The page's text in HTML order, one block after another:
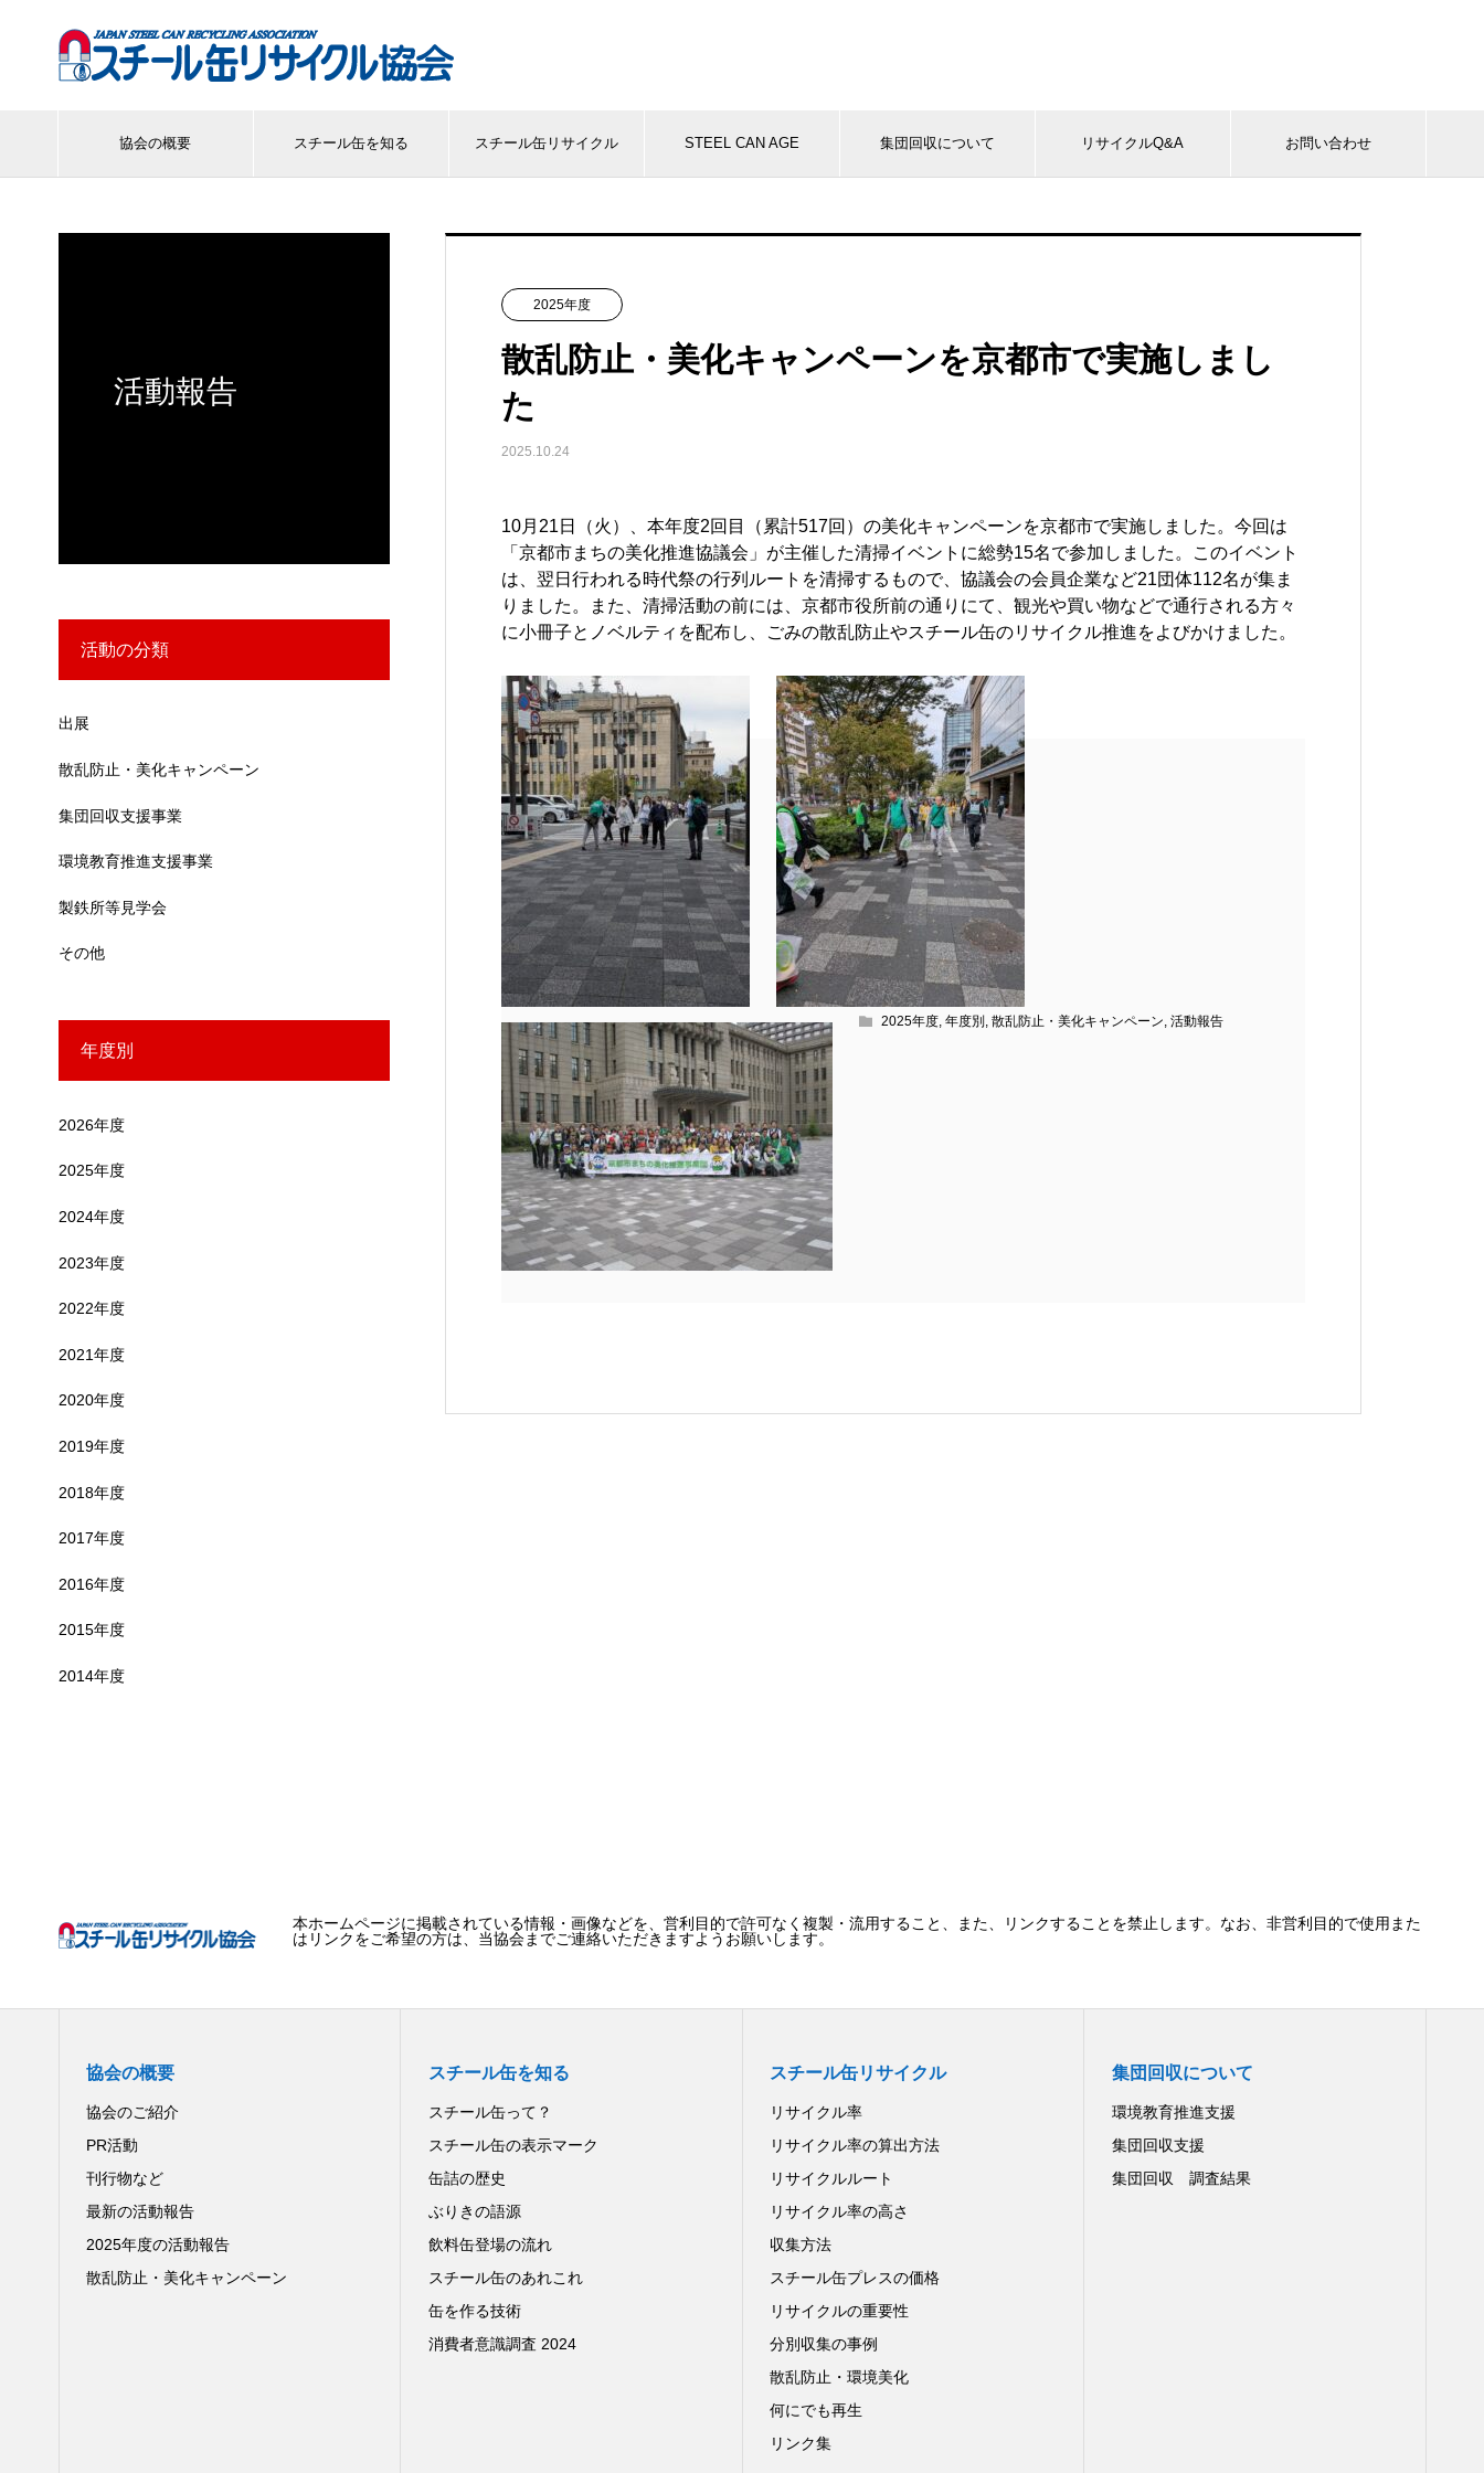
協会の概要 スチール缶を知る スチール缶リサイクル STEEL CAN AGE 集団回収について リサイクルQ&A お問い合わせ
活動報告
2025年度
散乱防止・美化キャンペーンを京都市で実施しまし
た
2025.10.24
10月21日（火）、本年度2回目（累計517回）の美化キャンペーンを京都市で実施しました。今回は
「京都市まちの美化推進協議会」が主催した清掃イベントに総勢15名で参加しました。このイベント
は、翌日行われる時代祭の行列ルートを清掃するもので、協議会の会員企業など21団体112名が集ま
りました。また、清掃活動の前には、京都市役所前の通りにて、観光や買い物などで通行される方々
に小冊子とノベルティを配布し、ごみの散乱防止やスチール缶のリサイクル推進をよびかけました。
2025年度, 年度別 , 散乱防止・美化キャンペーン, 活動報告
活動の分類
出展
散乱防止・美化キャンペーン
集団回収支援事業
環境教育推進支援事業
製鉄所等見学会
その他
年度別
2026年度
2025年度
2024年度
2023年度
2022年度
2021年度
2020年度
2019年度
2018年度
2017年度
2016年度
2015年度
2014年度
本ホームページに掲載されている情報・画像などを、営利目的で許可なく複製・流用すること、また、リンクすることを禁止します。なお、非営利目的で使用また
はリンクをご希望の方は、当協会までご連絡いただきますようお願いします。
協会の概要
協会のご紹介
PR活動
刊行物など
最新の活動報告
2025年度の活動報告
散乱防止・美化キャンペーン
スチール缶を知る
スチール缶って？
スチール缶の表示マーク
缶詰の歴史
ぶりきの語源
飲料缶登場の流れ
スチール缶のあれこれ
缶を作る技術
消費者意識調査 2024
スチール缶リサイクル
リサイクル率
リサイクル率の算出方法
リサイクルルート
リサイクル率の高さ
収集方法
スチール缶プレスの価格
リサイクルの重要性
分別収集の事例
散乱防止・環境美化
何にでも再生
リンク集
集団回収について
環境教育推進支援
集団回収支援
集団回収 調査結果